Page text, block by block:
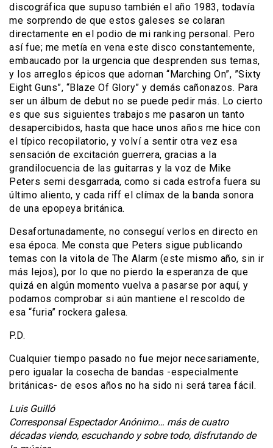
discográfica que supuso también el año 1983, todavía
me sorprendo de que estos galeses se colaran
directamente en el podio de mi ranking personal. Pero
así fue; me metía en vena este disco constantemente,
embaucado por la urgencia que desprenden sus temas,
y los arreglos épicos que adornan “Marching On”, ”Sixty
Eight Guns”, “Blaze Of Glory” y demás cañonazos. Para
ser un álbum de debut no se puede pedir más. Lo cierto
es que sus siguientes trabajos me pasaron un tanto
desapercibidos, hasta que hace unos años me hice con
el típico recopilatorio, y volví a sentir otra vez esa
sensación de excitación guerrera, gracias a la
grandilocuencia de las guitarras y la voz de Mike
Peters semi desgarrada, como si cada estrofa fuera su
último aliento, y cada riff el clímax de la banda sonora
de una epopeya británica.
Desafortunadamente, no conseguí verlos en directo en
esa época. Me consta que Peters sigue publicando
temas con la vitola de The Alarm (este mismo año, sin ir
más lejos), por lo que no pierdo la esperanza de que
quizá en algún momento vuelva a pasarse por aquí, y
podamos comprobar si aún mantiene el rescoldo de
esa “furia” rockera galesa.
P.D.
Cualquier tiempo pasado no fue mejor necesariamente,
pero igualar la cosecha de bandas -especialmente
británicas- de esos años no ha sido ni será tarea fácil.
Luis Guilló
Corresponsal Espectador Anónimo… más de cuatro
décadas viendo, escuchando y sobre todo, disfrutando de